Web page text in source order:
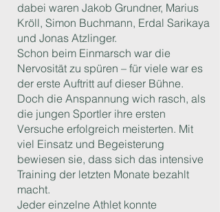
dabei waren Jakob Grundner, Marius
Kröll, Simon Buchmann, Erdal Sarikaya
und Jonas Atzlinger.
Schon beim Einmarsch war die
Nervosität zu spüren – für viele war es
der erste Auftritt auf dieser Bühne.
Doch die Anspannung wich rasch, als
die jungen Sportler ihre ersten
Versuche erfolgreich meisterten. Mit
viel Einsatz und Begeisterung
bewiesen sie, dass sich das intensive
Training der letzten Monate bezahlt
macht.
Jeder einzelne Athlet konnte